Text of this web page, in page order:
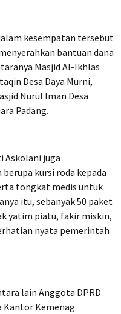
kesempatan tersebut
bantuan dana
Masjid Al-Ikhlas
Desa Daya Murni,
Nurul Iman Desa
Padang.
Askolani juga
kursi roda kepada
tongkat medis untuk
itu, sebanyak 50 paket
yatim piatu, fakir miskin,
nyata pemerintah
lain Anggota DPRD
Kantor Kemenag